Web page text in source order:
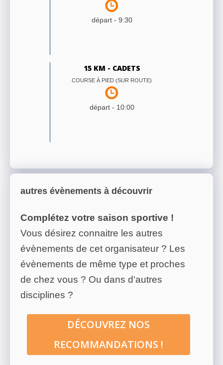
départ - 9:30
15 KM - CADETS
COURSE À PIED (SUR ROUTE)
départ - 10:00
autres évènements à découvrir
Complétez votre saison sportive !
Vous désirez connaitre les autres
évènements de cet organisateur ? Les
évènements de même type et proches
de chez vous ? Ou dans d'autres
disciplines ?
DÉCOUVREZ NOS
RECOMMANDATIONS !